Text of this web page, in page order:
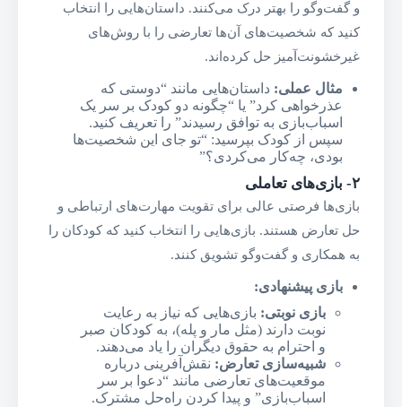
و گفت‌وگو را بهتر درک می‌کنند. داستان‌هایی را انتخاب
کنید که شخصیت‌های آن‌ها تعارضی را با روش‌های
غیرخشونت‌آمیز حل کرده‌اند.
مثال عملی: داستان‌هایی مانند “دوستی که
عذرخواهی کرد” یا “چگونه دو کودک بر سر یک
اسباب‌بازی به توافق رسیدند” را تعریف کنید.
سپس از کودک بپرسید: “تو جای این شخصیت‌ها
بودی، چه‌کار می‌کردی؟”
۲- بازی‌های تعاملی
بازی‌ها فرصتی عالی برای تقویت مهارت‌های ارتباطی و
حل تعارض هستند. بازی‌هایی را انتخاب کنید که کودکان را
به همکاری و گفت‌وگو تشویق کنند.
بازی پیشنهادی:
بازی نوبتی: بازی‌هایی که نیاز به رعایت
نوبت دارند (مثل مار و پله)، به کودکان صبر
و احترام به حقوق دیگران را یاد می‌دهند.
شبیه‌سازی تعارض: نقش‌آفرینی درباره
موقعیت‌های تعارضی مانند “دعوا بر سر
اسباب‌بازی” و پیدا کردن راه‌حل مشترک.